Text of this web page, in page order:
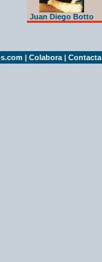
Juan Diego Botto
| Colabora | Contacta